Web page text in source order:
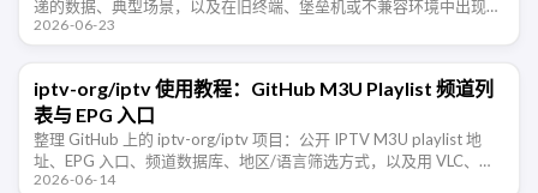
递的数据、典型场景，以及在旧终端、堡垒机或不兼容环境中出现乱
码时的排查和禁用方法。
2026-06-23
iptv-org/iptv 使用教程：GitHub M3U Playlist 频道列
表与 EPG 入口
整理 GitHub 上的 iptv-org/iptv 项目：公开 IPTV M3U playlist 地
址、EPG 入口、频道数据库、地区/语言筛选方式，以及用 VLC、
IINA、PotPlayer …
2026-06-14